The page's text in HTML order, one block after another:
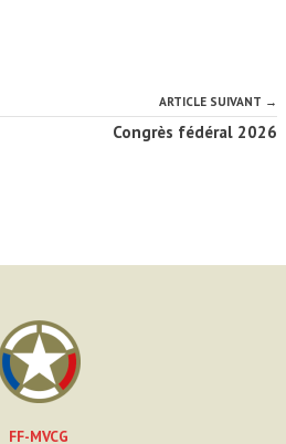
ARTICLE SUIVANT →
Congrès fédéral 2026
FF-MVCG